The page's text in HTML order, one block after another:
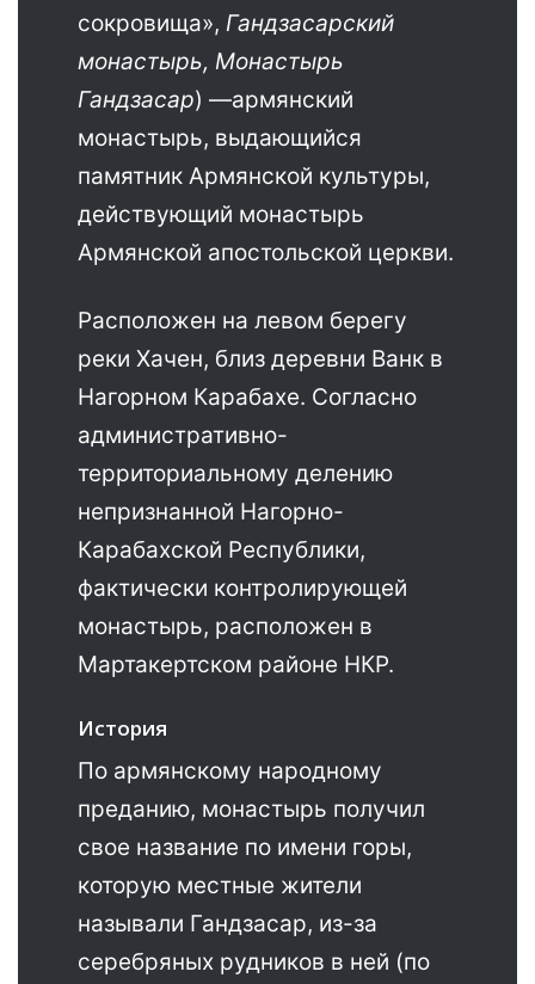
сокровища», Гандзасарский
монастырь, Монастырь
Гандзасар) —армянский
монастырь, выдающийся
памятник Армянской культуры,
действующий монастырь
Армянской апостольской церкви.
Расположен на левом берегу
реки Хачен, близ деревни Ванк в
Нагорном Карабахе. Согласно
административно-
территориальному делению
непризнанной Нагорно-
Карабахской Республики,
фактически контролирующей
монастырь, расположен в
Мартакертском районе НКР.
История
По армянскому народному
преданию, монастырь получил
свое название по имени горы,
которую местные жители
называли Гандзасар, из-за
серебряных рудников в ней (по